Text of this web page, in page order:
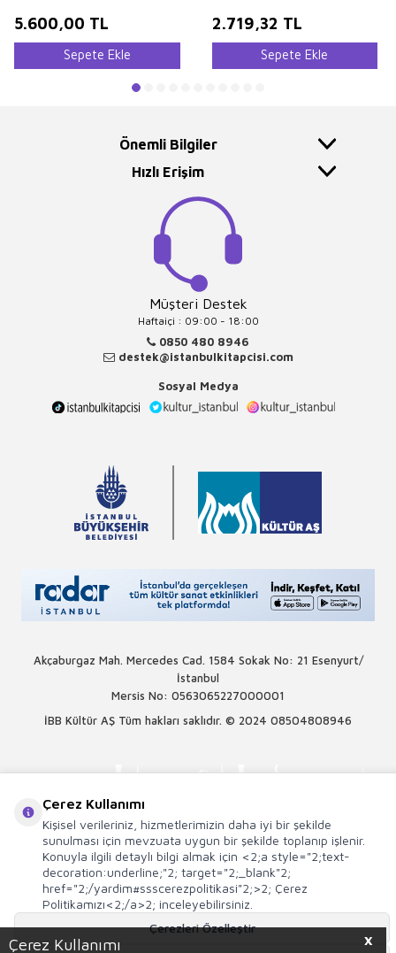
X
Çerez Kullanımı
5.600,00 TL
Sepete Ekle
2.719,32 TL
Sepete Ekle
Önemli Bilgiler
Hızlı Erişim
Müşteri Destek
Haftaiçi : 09:00 - 18:00
0850 480 8946
destek@istanbulkitapcisi.com
Sosyal Medya
Akçaburgaz Mah. Mercedes Cad. 1584 Sokak No: 21 Esenyurt/
İstanbul
Mersis No: 0563065227000001
İBB Kültür AŞ Tüm hakları saklıdır. © 2024 08504808946
Çerez Kullanımı
Kişisel verileriniz, hizmetlerimizin daha iyi bir şekilde
sunulması için mevzuata uygun bir şekilde toplanıp işlenir.
Konuyla ilgili detaylı bilgi almak için <2;a style="2;text-
decoration:underline;"2; target="2;_blank"2;
href="2;/yardim#ssscerezpolitikasi"2;>2; Çerez
Politikamızı<2;/a>2; inceleyebilirsiniz.
Çerezleri Özelleştir